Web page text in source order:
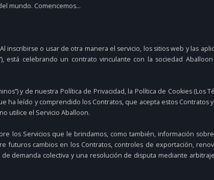
mundo. Comencemos…
Al inscribirse o usar de otra manera el servicio, los sitios web y las
está celebrando un contrato vinculante con la sociedad
y de nuestra Política de Privacidad, la Política de Cookies (Los
ha leído y comprendido los Contratos, que acepta estos Contratos
utilice el Servicio Aballoon.
los Servicios que le brindamos, como también, información
futuros cambios en los Contratos, controles de exportación,
demanda colectiva y una resolución de disputa mediante